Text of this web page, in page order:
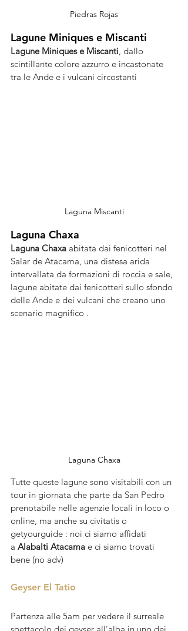
Piedras Rojas
Lagune Miniques e Miscanti
Lagune Miniques e Miscanti, dallo
scintillante colore azzurro e incastonate
tra le Ande e i vulcani circostanti
Laguna Miscanti
Laguna Chaxa
Laguna Chaxa abitata dai fenicotteri nel
Salar de Atacama, una distesa arida
intervallata da formazioni di roccia e sale,
lagune abitate dai fenicotteri sullo sfondo
delle Ande e dei vulcani che creano uno
scenario magnifico .
Laguna Chaxa
Tutte queste lagune sono visitabili con un
tour in giornata che parte da San Pedro
prenotabile nelle agenzie locali in loco o
online, ma anche su civitatis o
getyourguide : noi ci siamo affidati
a Alabalti Atacama e ci siamo trovati
bene (no adv)
Geyser El Tatio
Partenza alle 5am per vedere il surreale